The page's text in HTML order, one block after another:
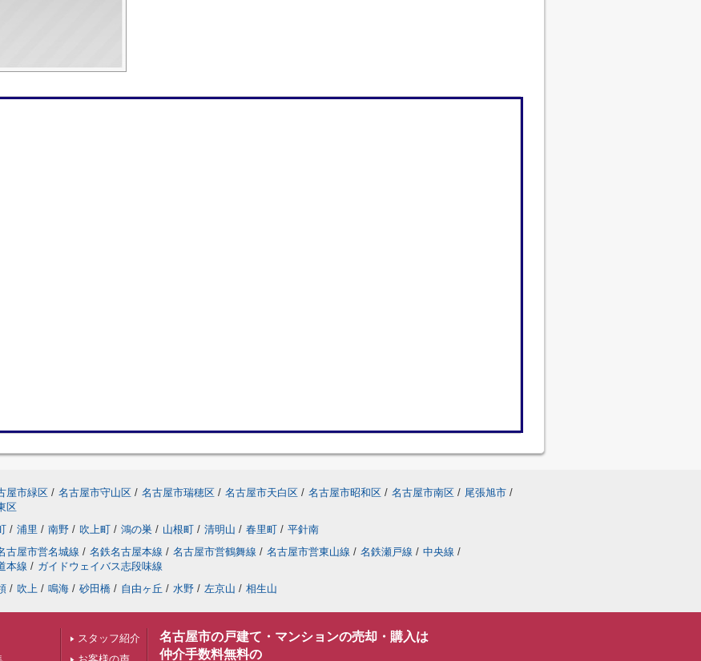
屋市緑区 / 名古屋市守山区 / 名古屋市瑞穂区 / 名古屋市天白区 / 名古屋市昭和区 / 名古屋市南区 / 尾張旭市 /
区
/ 浦里 / 南野 / 吹上町 / 鴻の巣 / 山根町 / 清明山 / 春里町 / 平針南
古屋市営名城線 / 名鉄名古屋本線 / 名古屋市営鶴舞線 / 名古屋市営東山線 / 名鉄瀬戸線 / 中央線 /
本線 / ガイドウェイバス志段味線
/ 吹上 / 鳴海 / 砂田橋 / 自由ヶ丘 / 水野 / 左京山 / 相生山
スタッフ紹介
名古屋市の戸建て・マンションの売却・購入は
仲介手数料無料の